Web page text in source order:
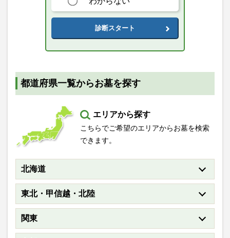
診断スタート
都道府県一覧からお墓を探す
エリアから探す
こちらでご希望のエリアからお墓を検索
できます。
北海道
東北・甲信越・北陸
関東